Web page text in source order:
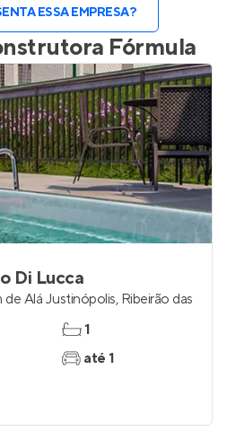
ESSA EMPRESA?
Fórmula
Di Lucca
de Alá Justinópolis, Ribeirão das
1
até 1